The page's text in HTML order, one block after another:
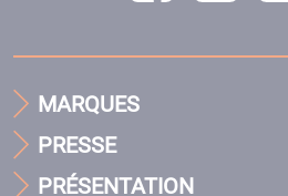
MARQUES
PRESSE
PRÉSENTATION